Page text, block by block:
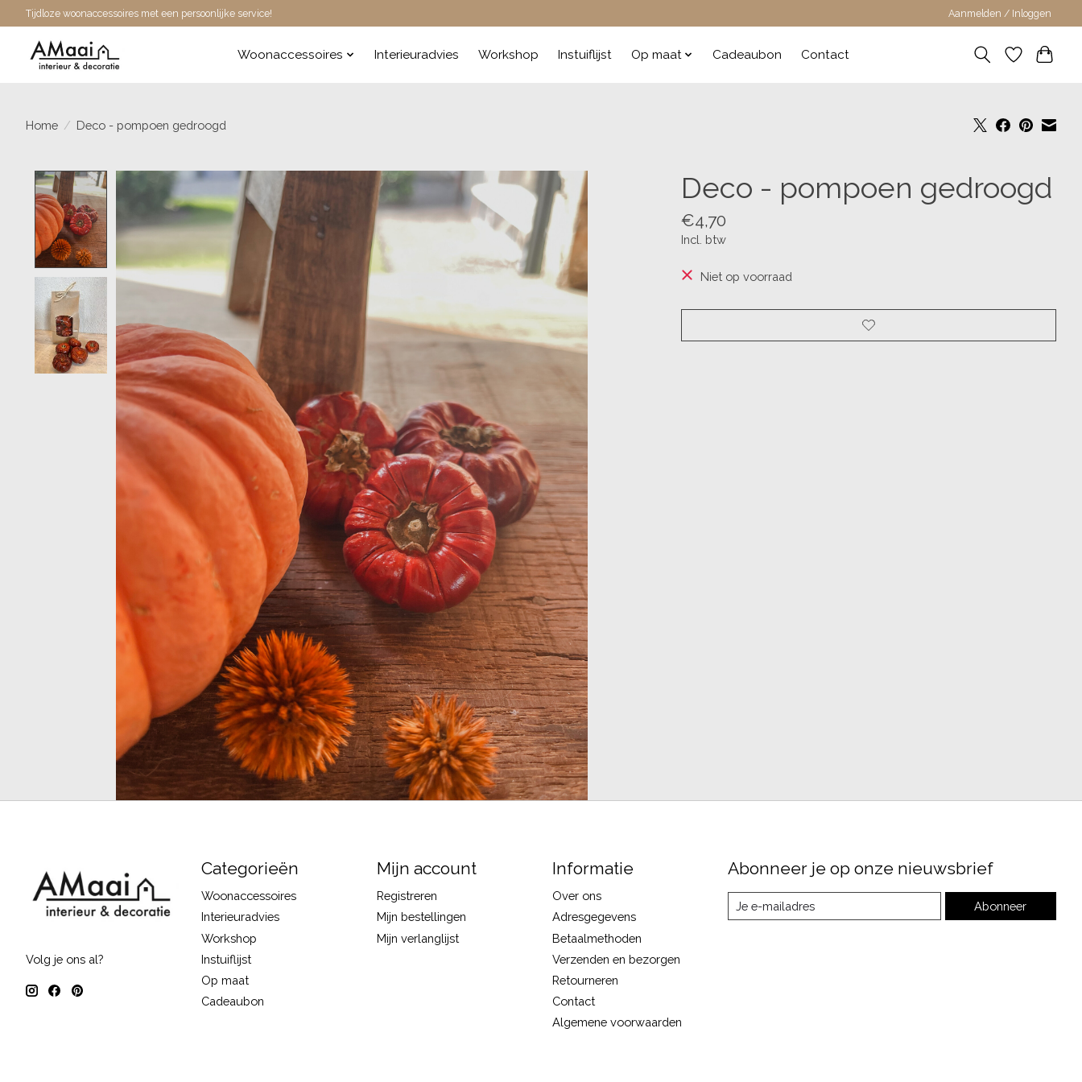
Tijdloze woonaccessoires met een persoonlijke service! Aanmelden / Inloggen
Woonaccessoires Interieuradvies Workshop Instuiflijst Op maat Cadeaubon Contact
Home / Deco - pompoen gedroogd
Product image slideshow Items Deco - pompoen gedroogd
€4,70
Incl. btw
Niet op voorraad
Volg je ons al?
Categorieën
Woonaccessoires
Interieuradvies
Workshop
Instuiflijst
Op maat
Cadeaubon
Mijn account
Registreren
Mijn bestellingen
Mijn verlanglijst
Informatie
Over ons
Adresgegevens
Betaalmethoden
Verzenden en bezorgen
Retourneren
Contact
Algemene voorwaarden
Abonneer je op onze nieuwsbrief
Abonneer